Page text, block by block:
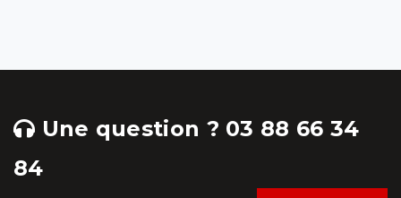
Une question ? 03 88 66 34
84